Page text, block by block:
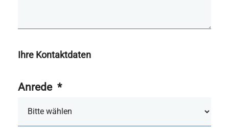
Ihre Kontaktdaten
Anrede *